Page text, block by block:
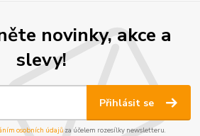
novinky, akce a
slevy!
Přihlásit se
osobních údajůza účelem rozesílky newsletteru.